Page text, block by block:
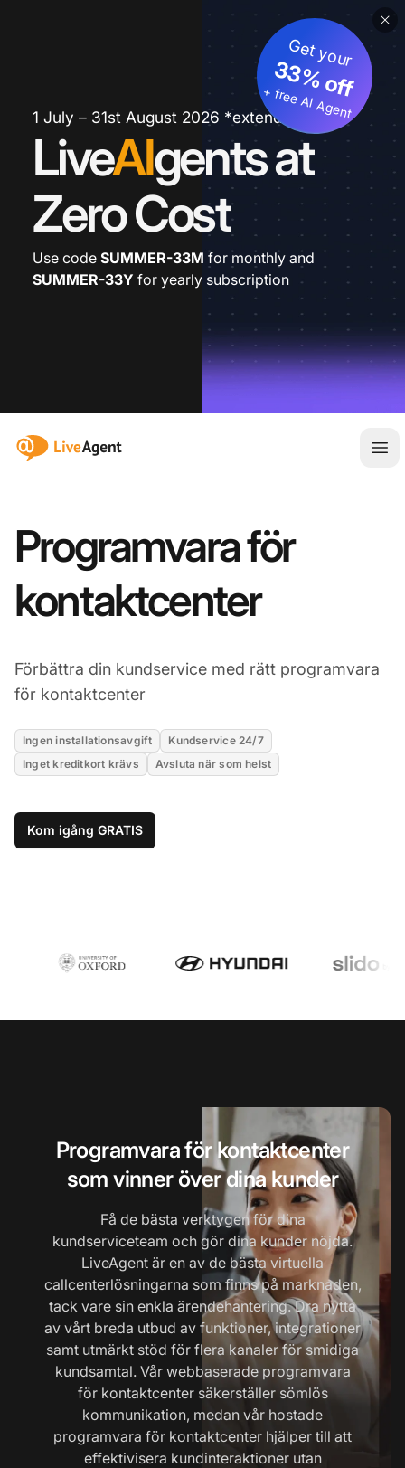
1 July – 31st August 2026 *extended
LiveAIgents at
Zero Cost
Get your
33% off
+ free AI Agent
Use code SUMMER-33M for monthly and
SUMMER-33Y for yearly subscription
:site.title
Programvara för
kontaktcenter
Förbättra din kundservice med rätt programvara
för kontaktcenter
Ingen installationsavgift
Kundservice 24/7
Inget kreditkort krävs
Avsluta när som helst
Kom igång GRATIS
Programvara för kontaktcenter
som vinner över dina kunder
Få de bästa verktygen för dina
kundserviceteam och gör dina kunder nöjda.
LiveAgent är en av de bästa virtuella
callcenterlösningarna som finns på marknaden,
tack vare sin enkla ärendehantering. Dra nytta
av vårt breda utbud av funktioner, integrationer
samt utmärkt stöd för flera kanaler för smidiga
kundsamtal. Vår webbaserade programvara
för kontaktcenter säkerställer sömlös
kommunikation, medan vår hostade
programvara för kontaktcenter hjälper till att
effektivisera kundinteraktioner utan